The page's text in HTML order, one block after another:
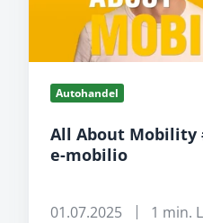
mobilio
Autohandel
All About Mobility
e-mobilio
01.07.2025 1 min.